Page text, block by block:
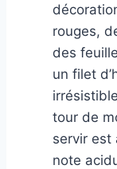
rouges,
des
un filet
tour de
servir est
note